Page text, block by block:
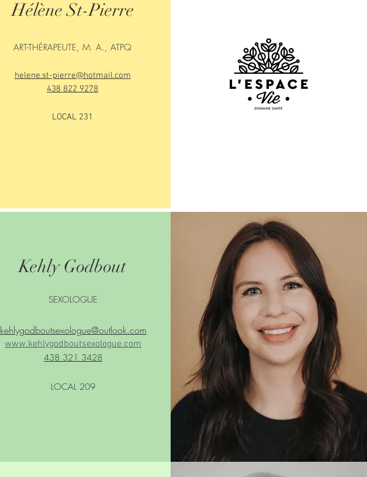
Hélène St-Pierre
ART-THÉRAPEUTE, M. A., ATPQ
helene.st-pierre@hotmail.com
438 822 9278
​LOCAL 231
Kehly Godbout
SEXOLOGUE
kehlygodboutsexologue@outlook.com
www.kehlygodboutsexologue.com
438 321 3428
LOCAL 209